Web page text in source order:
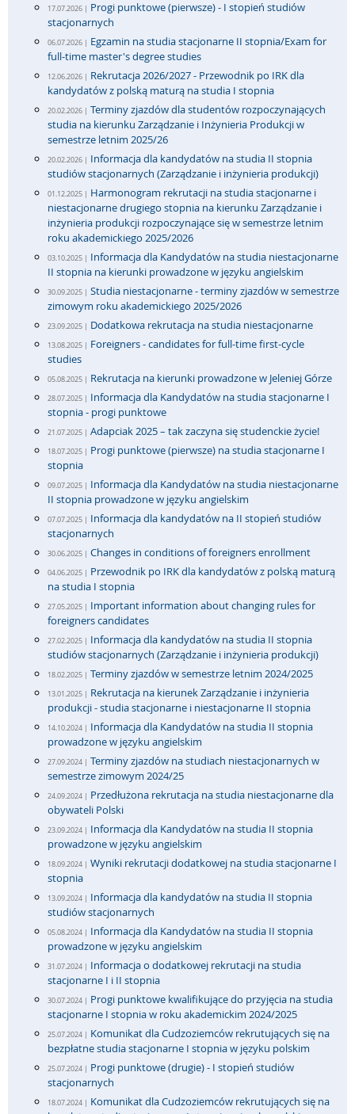
17.07.2026 | Progi punktowe (pierwsze) - I stopień studiów
stacjonarnych
06.07.2026 | Egzamin na studia stacjonarne II stopnia/Exam for
full-time master's degree studies
12.06.2026 | Rekrutacja 2026/2027 - Przewodnik po IRK dla
kandydatów z polską maturą na studia I stopnia
20.02.2026 | Terminy zjazdów dla studentów rozpoczynających
studia na kierunku Zarządzanie i Inżynieria Produkcji w
semestrze letnim 2025/26
20.02.2026 | Informacja dla kandydatów na studia II stopnia
studiów stacjonarnych (Zarządzanie i inżynieria produkcji)
01.12.2025 | Harmonogram rekrutacji na studia stacjonarne i
niestacjonarne drugiego stopnia na kierunku Zarządzanie i
inżynieria produkcji rozpoczynające się w semestrze letnim
roku akademickiego 2025/2026
03.10.2025 | Informacja dla Kandydatów na studia niestacjonarne
II stopnia na kierunki prowadzone w języku angielskim
30.09.2025 | Studia niestacjonarne - terminy zjazdów w semestrze
zimowym roku akademickiego 2025/2026
23.09.2025 | Dodatkowa rekrutacja na studia niestacjonarne
13.08.2025 | Foreigners - candidates for full-time first-cycle
studies
05.08.2025 | Rekrutacja na kierunki prowadzone w Jeleniej Górze
28.07.2025 | Informacja dla Kandydatów na studia stacjonarne I
stopnia - progi punktowe
21.07.2025 | Adapciak 2025 – tak zaczyna się studenckie życie!
18.07.2025 | Progi punktowe (pierwsze) na studia stacjonarne I
stopnia
09.07.2025 | Informacja dla Kandydatów na studia niestacjonarne
II stopnia prowadzone w języku angielskim
07.07.2025 | Informacja dla kandydatów na II stopień studiów
stacjonarnych
30.06.2025 | Changes in conditions of foreigners enrollment
04.06.2025 | Przewodnik po IRK dla kandydatów z polską maturą
na studia I stopnia
27.05.2025 | Important information about changing rules for
foreigners candidates
27.02.2025 | Informacja dla kandydatów na studia II stopnia
studiów stacjonarnych (Zarządzanie i inżynieria produkcji)
18.02.2025 | Terminy zjazdów w semestrze letnim 2024/2025
13.01.2025 | Rekrutacja na kierunek Zarządzanie i inżynieria
produkcji - studia stacjonarne i niestacjonarne II stopnia
14.10.2024 | Informacja dla Kandydatów na studia II stopnia
prowadzone w języku angielskim
27.09.2024 | Terminy zjazdów na studiach niestacjonarnych w
semestrze zimowym 2024/25
24.09.2024 | Przedłużona rekrutacja na studia niestacjonarne dla
obywateli Polski
23.09.2024 | Informacja dla Kandydatów na studia II stopnia
prowadzone w języku angielskim
18.09.2024 | Wyniki rekrutacji dodatkowej na studia stacjonarne I
stopnia
13.09.2024 | Informacja dla kandydatów na studia II stopnia
studiów stacjonarnych
05.08.2024 | Informacja dla Kandydatów na studia II stopnia
prowadzone w języku angielskim
31.07.2024 | Informacja o dodatkowej rekrutacji na studia
stacjonarne I i II stopnia
30.07.2024 | Progi punktowe kwalifikujące do przyjęcia na studia
stacjonarne I stopnia w roku akademickim 2024/2025
25.07.2024 | Komunikat dla Cudzoziemców rekrutujących się na
bezpłatne studia stacjonarne I stopnia w języku polskim
25.07.2024 | Progi punktowe (drugie) - I stopień studiów
stacjonarnych
18.07.2024 | Komunikat dla Cudzoziemców rekrutujących się na